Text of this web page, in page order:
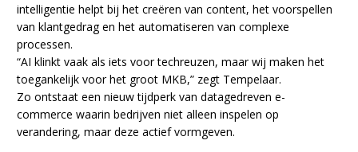
intelligentie helpt bij het creëren van content, het voorspellen
van klantgedrag en het automatiseren van complexe
processen.
“AI klinkt vaak als iets voor techreuzen, maar wij maken het
toegankelijk voor het groot MKB,” zegt Tempelaar.
Zo ontstaat een nieuw tijdperk van datagedreven e-
commerce waarin bedrijven niet alleen inspelen op
verandering, maar deze actief vormgeven.